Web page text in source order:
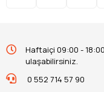
Haftaiçi 09:00 -
ulaşabilirsiniz.
0 552 714 57 90